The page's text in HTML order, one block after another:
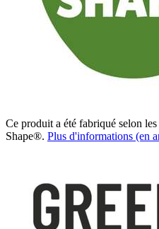
Ce produit a été fabriqué selon
Shape®. Plus d'informations (en